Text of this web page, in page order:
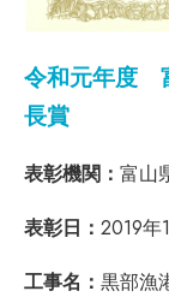
令和元年度
長賞
表彰機関： 富山
表彰日： 2019年
工事名： 黒部漁